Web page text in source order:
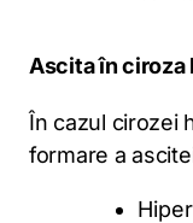
Ascita în ciroza
În cazul cirozei
formare a